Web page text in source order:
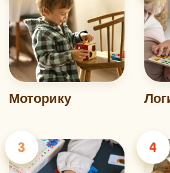
У вас остались
вопросы?
Ваше имя
С радостью ответим вам и
проконсультируем по всем вопросам.
Для этого заполните форму ниже, наши
ближайшее время, или напишите нам
info@alatoys-market.ru